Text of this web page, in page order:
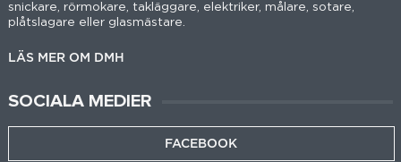
snickare, rörmokare, takläggare, elektriker, målare, sotare,
plåtslagare eller glasmästare.
LÄS MER OM DMH
SOCIALA MEDIER
FACEBOOK